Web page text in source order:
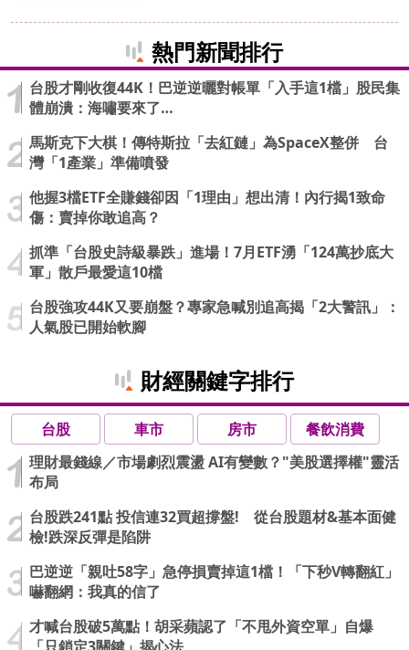
熱門新聞排行
台股才剛收復44K！巴逆逆曬對帳單「入手這1檔」股民集
體崩潰：海嘯要來了…
馬斯克下大棋！傳特斯拉「去紅鏈」為SpaceX整併 台
灣「1產業」準備噴發
他握3檔ETF全賺錢卻因「1理由」想出清！內行揭1致命
傷：賣掉你敢追高？
抓準「台股史詩級暴跌」進場！7月ETF湧「124萬抄底大
軍」散戶最愛這10檔
台股強攻44K又要崩盤？專家急喊別追高揭「2大警訊」：
人氣股已開始軟腳
財經關鍵字排行
台股 車市 房市
餐飲消費
理財最錢線／市場劇烈震盪 AI有變數？"美股選擇權"靈活
布局
台股跌241點 投信連32買超撐盤! 從台股題材&基本面健
檢!跌深反彈是陷阱
巴逆逆「親吐58字」急停損賣掉這1檔！「下秒V轉翻紅」
嚇翻網：我真的信了
才喊台股破5萬點！胡采蘋認了「不甩外資空單」自爆